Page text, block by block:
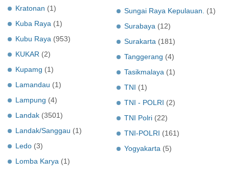
Kratonan (1)
Kuba Raya (1)
Kubu Raya (953)
KUKAR (2)
Kupamg (1)
Lamandau (1)
Lampung (4)
Landak (3501)
Landak/Sanggau (1)
Ledo (3)
Lomba Karya (1)
Sungai Raya Kepulauan.
(1)
Surabaya (12)
Surakarta (181)
Tanggerang (4)
Tasikmalaya (1)
TNI (1)
TNI - POLRI (2)
TNI Polri (22)
TNI-POLRI (161)
Yogyakarta (5)